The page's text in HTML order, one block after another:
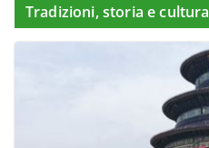
Tradizioni, storia e cultura